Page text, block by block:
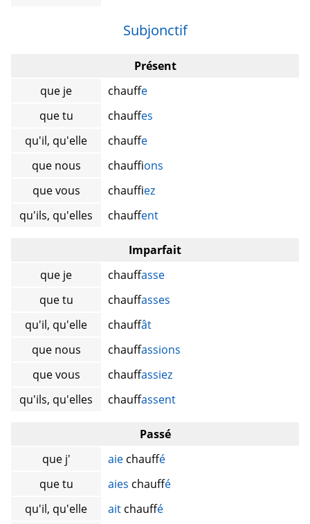
Subjonctif
Présent
que je
chauffe
que tu
chauffes
qu'il, qu'elle
chauffe
que nous
chauffions
que vous
chauffiez
qu'ils, qu'elles
chauffent
Imparfait
que je
chauffasse
que tu
chauffasses
qu'il, qu'elle
chauffât
que nous
chauffassions
que vous
chauffassiez
qu'ils, qu'elles
chauffassent
Passé
que j'
aie chauffé
que tu
aies chauffé
qu'il, qu'elle
ait chauffé